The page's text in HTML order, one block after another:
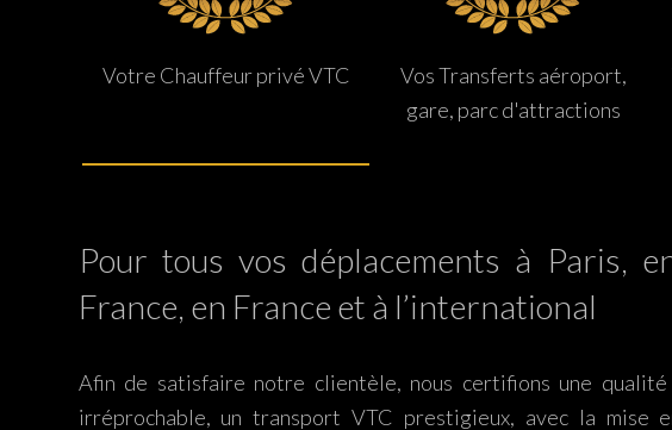
Votre Chauffeur privé VTC
Vos Transferts aéroport,
gare, parc d'attractions
Pour tous vos déplacements à Paris,
France, en France et à l’international
Afin de satisfaire notre clientèle, nous certifions une
irréprochable, un transport VTC prestigieux, avec la mise